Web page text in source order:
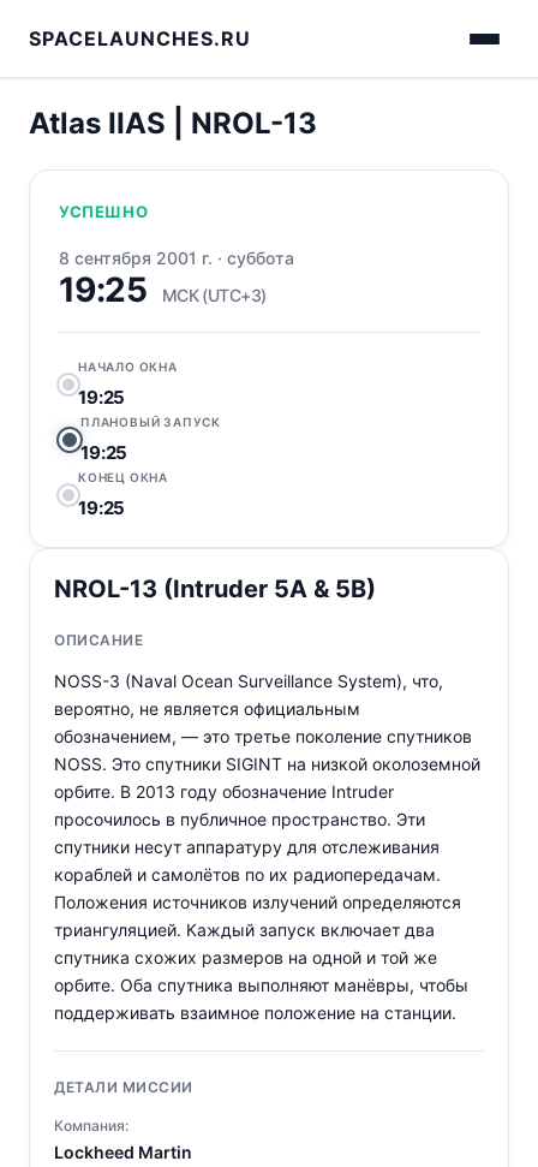
SPACELAUNCHES.RU
Atlas IIAS | NROL-13
УСПЕШНО
8 сентября 2001 г. · суббота
19:25 МСК (UTC+3)
НАЧАЛО ОКНА
19:25
ПЛАНОВЫЙ ЗАПУСК
19:25
КОНЕЦ ОКНА
19:25
NROL-13 (Intruder 5A & 5B)
ОПИСАНИЕ
NOSS-3 (Naval Ocean Surveillance System), что,
вероятно, не является официальным
обозначением, — это третье поколение спутников
NOSS. Это спутники SIGINT на низкой околоземной
орбите. В 2013 году обозначение Intruder
просочилось в публичное пространство. Эти
спутники несут аппаратуру для отслеживания
кораблей и самолётов по их радиопередачам.
Положения источников излучений определяются
триангуляцией. Каждый запуск включает два
спутника схожих размеров на одной и той же
орбите. Оба спутника выполняют манёвры, чтобы
поддерживать взаимное положение на станции.
ДЕТАЛИ МИССИИ
Компания:
Lockheed Martin